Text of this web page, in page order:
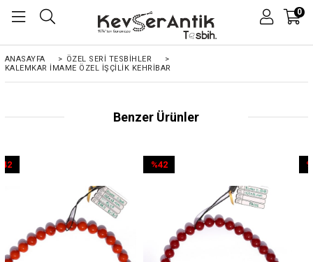
0
ANASAYFA > ÖZEL SERİ TESBİHLER
>
KALEMKAR İMAME ÖZEL IŞÇILIK KEHRIBAR
Benzer Ürünler
%42İndirim
%42İndirim